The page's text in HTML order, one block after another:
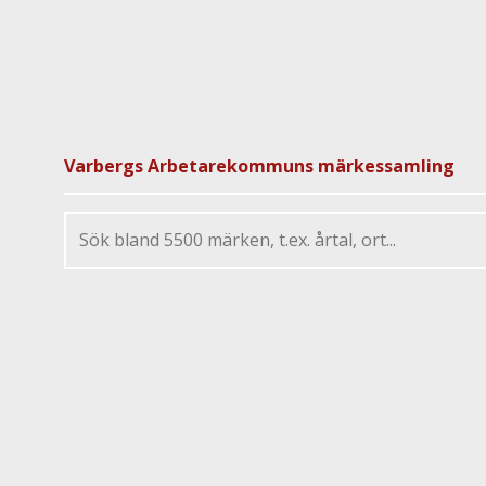
Varbergs Arbetarekommuns märkessamling